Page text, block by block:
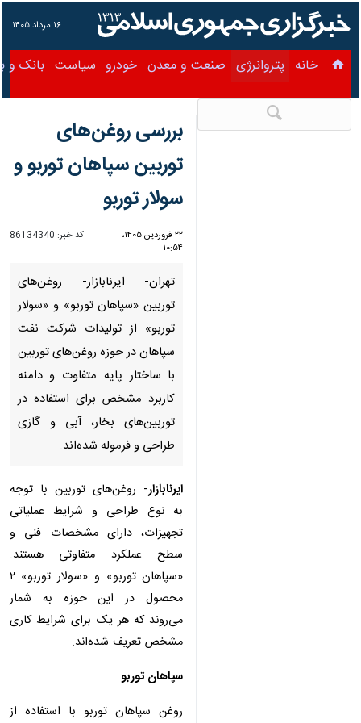
۱۶ مرداد ۱۴۰۵
خانه پتروانرژی صنعت و معدن خودرو سیاست بانک و
بررسی روغن‌های
توربین سپاهان توربو و
سولار توربو
۲۲ فروردین ۱۴۰۵،
۱۰:۵۴
کد خبر: 86134340
تهران- ایرنابازار- روغن‌های توربین
«سپاهان توربو» و «سولار توربو» از
تولیدات شرکت نفت سپاهان در
حوزه روغن‌های توربین با ساختار
پایه متفاوت و دامنه کاربرد
مشخص برای استفاده در
توربین‌های بخار، آبی و گازی
طراحی و فرموله شده‌اند.
ایرنابازار- روغن‌های توربین با توجه به
نوع طراحی و شرایط عملیاتی
تجهیزات، دارای مشخصات فنی و
سطح عملکرد متفاوتی هستند.
«سپاهان توربو» و «سولار توربو» ۲
محصول در این حوزه به شمار می‌روند
که هر یک برای شرایط کاری مشخص
تعریف شده‌اند.
سپاهان توربو
روغن سپاهان توربو با استفاده از